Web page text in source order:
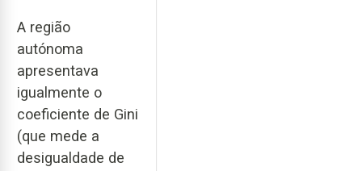
A região
autónoma
apresentava
igualmente o
coeficiente de Gini
(que mede a
desigualdade de